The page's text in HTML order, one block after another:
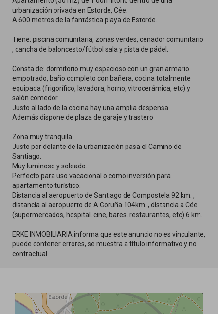
urbanización privada en Estorde, Cée.
A 600 metros de la fantástica playa de Estorde.
Tiene: piscina comunitaria, zonas verdes, cenador comunitario
, cancha de baloncesto/fútbol sala y pista de pádel.
Consta de: dormitorio muy espacioso con un gran armario
empotrado, baño completo con bañera, cocina totalmente
equipada (frigorífico, lavadora, horno, vitrocerámica, etc) y
salón comedor.
Justo al lado de la cocina hay una amplia despensa.
Además dispone de plaza de garaje y trastero
Zona muy tranquila.
Justo por delante de la urbanización pasa el Camino de
Santiago.
Muy luminoso y soleado.
Perfecto para uso vacacional o como inversión para
apartamento turístico.
Distancia al aeropuerto de Santiago de Compostela 92 km. ,
distancia al aeropuerto de A Coruña 104km. , distancia a Cée
(supermercados, hospital, cine, bares, restaurantes, etc) 6 km.
ERKE INMOBILIARIA informa que este anuncio no es vinculante,
puede contener errores, se muestra a título informativo y no
contractual.